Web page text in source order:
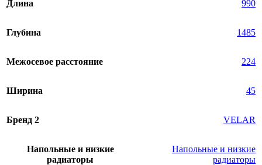
Длина 990
Глубина 1485
Межосевое расстояние 224
Ширина 45
Бренд 2 VELAR
Напольные и низкие
радиаторы
Напольные и низкие
радиаторы